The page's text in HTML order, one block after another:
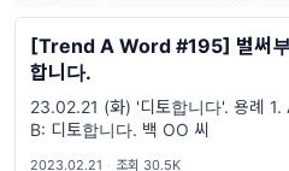
#trendaword (117)
#유
#트렌드어워드뉴스레터
#밈 (24)
#MZ세대 (23)
#7월밈 (21)
[Trend A Word #195] 벌써
합니다.
23.02.21 (화) '디토합니다'. 용례
B: 디토합니다. 백 OO 씨
2023.02.21 · 조회 30.5K